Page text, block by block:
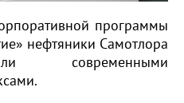
программы
нефтяники Самотлора
современными